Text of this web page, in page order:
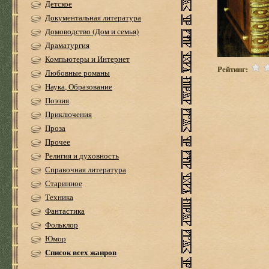
Детское
Документальная литература
Домоводство (Дом и семья)
Драматургия
Компьютеры и Интернет
Любовные романы
Наука, Образование
Поэзия
Приключения
Проза
Прочее
Религия и духовность
Справочная литература
Старинное
Техника
Фантастика
Фольклор
Юмор
Список всех жанров
Рейтинг: